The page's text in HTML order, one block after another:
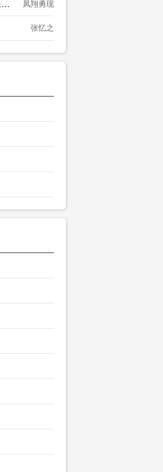
60年代，为护着妹妹被迫下乡 凤翔勇现
张忆之